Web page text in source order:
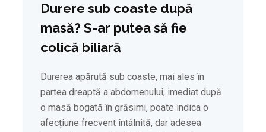
Durere sub coaste după
masă? S-ar putea să fie
colică biliară
Durerea apărută sub coaste, mai ales în
partea dreaptă a abdomenului, imediat după
o masă bogată în grăsimi, poate indica o
afecțiune frecvent întâlnită, dar adesea